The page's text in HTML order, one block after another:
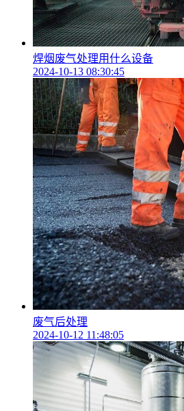
焊烟废气处理用什么设备
2024-10-13 08:30:45
废气后处理
2024-10-12 11:48:05